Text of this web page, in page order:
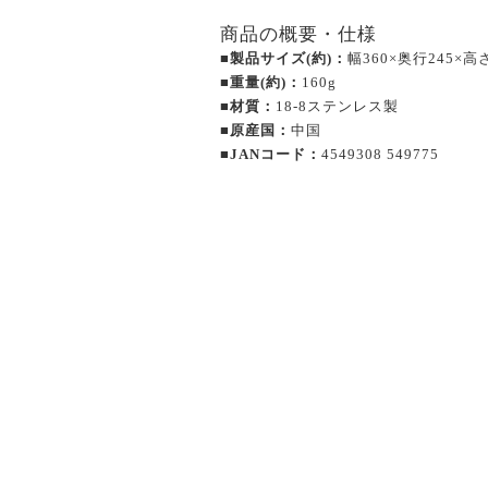
商品の概要・仕様
■製品サイズ(約)： 幅360×奥行245×高
■重量(約)： 160g
■材質： 18-8ステンレス製
■原産国： 中国
■JANコード： 4549308 549775